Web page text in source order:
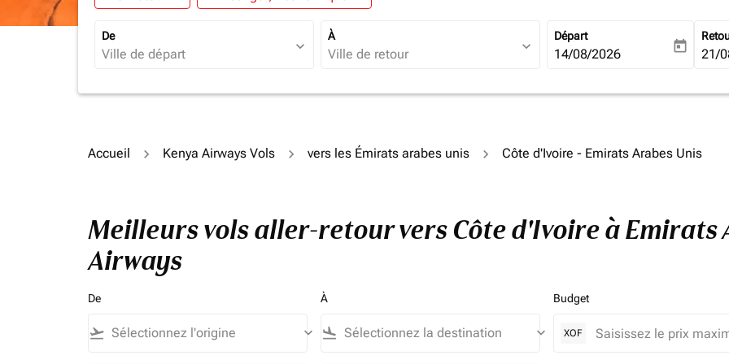
De
expand_more
À
expand_more
Départ
fc-booking-departure-date-
14/08/2026 today fc-
21/
Accueil Kenya Airways Vols vers les Émirats arabes unis Côte d'Ivoire - Emirats Arabes Unis
Meilleurs vols aller-retour vers Côte d'Ivoire à Emirats
Airways
De
flight_takeoff keyboard_arrow_down
À
flight_land keyboard_arrow_down
Budget
XOF